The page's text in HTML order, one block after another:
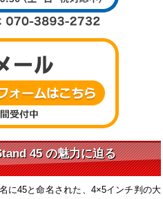
45 の魅力に迫る
に45と命名された、4×5インチ判の大